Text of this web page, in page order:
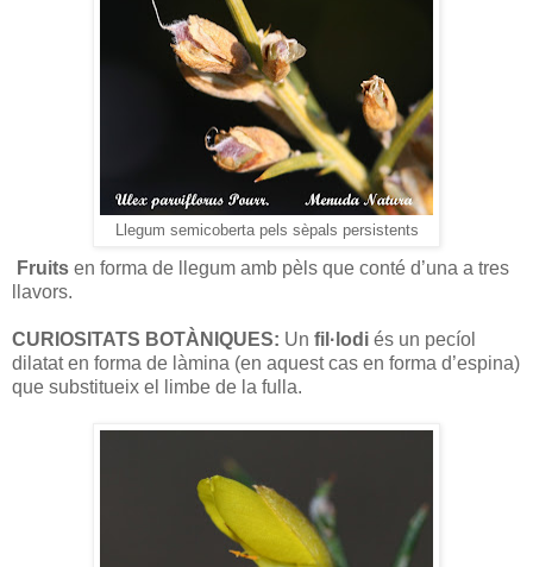
Llegum semicoberta pels sèpals persistents
Fruits en forma de llegum amb pèls que conté d’una a tres
llavors.
CURIOSITATS BOTÀNIQUES: Un fil·lodi és un pecíol
dilatat en forma de làmina (en aquest cas en forma d’espina)
que substitueix el limbe de la fulla.